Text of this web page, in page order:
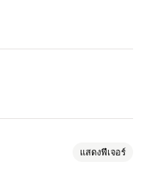
แสดงฟีเจอร์